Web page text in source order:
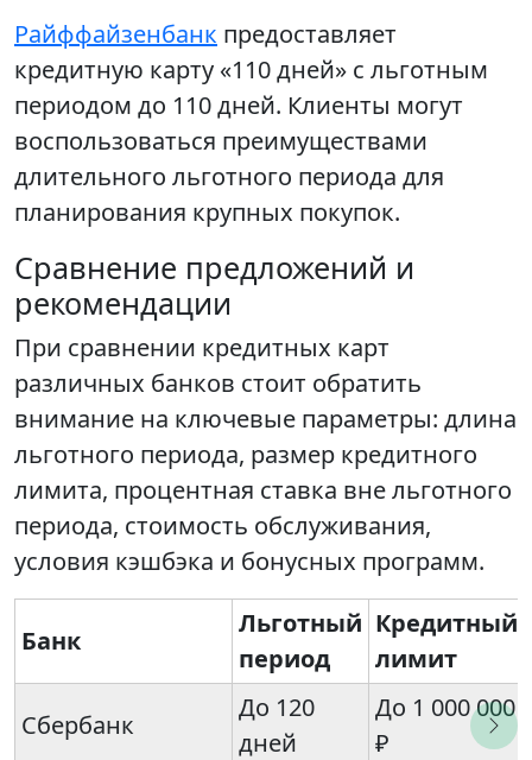
Райффайзенбанк предоставляет
кредитную карту «110 дней» с льготным
периодом до 110 дней. Клиенты могут
воспользоваться преимуществами
длительного льготного периода для
планирования крупных покупок.
Сравнение предложений и
рекомендации
При сравнении кредитных карт
различных банков стоит обратить
внимание на ключевые параметры: длина
льготного периода, размер кредитного
лимита, процентная ставка вне льготного
периода, стоимость обслуживания,
условия кэшбэка и бонусных программ.
Банк
Льготный
период
Кредитный
лимит
Сбербанк
До 120
дней
До 1 000 000
₽